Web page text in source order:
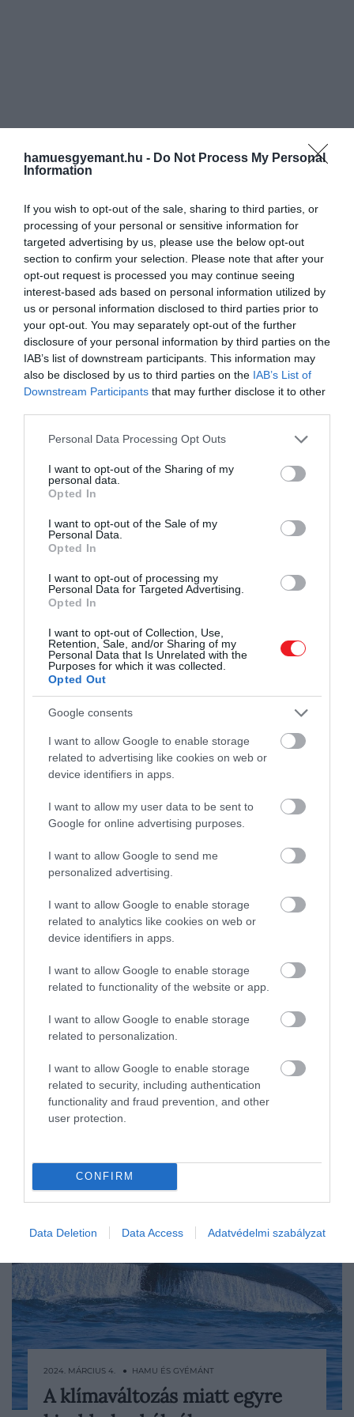
hamuesgyemant.hu - Do Not Process My Personal
Information
If you wish to opt-out of the sale, sharing to third parties, or
processing of your personal or sensitive information for
targeted advertising by us, please use the below opt-out
section to confirm your selection. Please note that after your
opt-out request is processed you may continue seeing
interest-based ads based on personal information utilized by
us or personal information disclosed to third parties prior to
your opt-out. You may separately opt-out of the further
disclosure of your personal information by third parties on the
IAB’s list of downstream participants. This information may
also be disclosed by us to third parties on the IAB’s List of
Downstream Participants that may further disclose it to other
Please note that this website/app uses one or more Google
not limited to your visit or usage behaviour. You may click to
grant or deny consent to Google and its third-party tags to
use your data for below specified purposes in below Google
consent section.
Personal Data Processing Opt Outs
I want to opt-out of the Sharing of my
personal data.
Opted In
I want to opt-out of the Sale of my
Personal Data.
Opted In
I want to opt-out of processing my
Personal Data for Targeted Advertising.
Opted In
I want to opt-out of Collection, Use,
Retention, Sale, and/or Sharing of my
Personal Data that Is Unrelated with the
Purposes for which it was collected.
Opted Out
Google consents
I want to allow Google to enable storage
related to advertising like cookies on web or
device identifiers in apps.
I want to allow my user data to be sent to
Google for online advertising purposes.
I want to allow Google to send me
personalized advertising.
I want to allow Google to enable storage
related to analytics like cookies on web or
device identifiers in apps.
I want to allow Google to enable storage
related to functionality of the website or app.
I want to allow Google to enable storage
related to personalization.
I want to allow Google to enable storage
related to security, including authentication
functionality and fraud prevention, and other
user protection.
CONFIRM
Data Deletion Data Access Adatvédelmi szabályzat
Mindössze 55 fényévre található a
Napunktól az az exobolygó, amely
leginkább ultrahideg törpecsillagával való
különös kapcsolata miatt keltette fel a
tudósok érdeklődését.
2024. MÁJUS 19. ● HAMU ÉS GYÉMÁNT
Olyan Föld-méretű bolygót
találtak kutatók, ahol az éjjel…
HAMU ÉS GYÉMÁNT
Az északi simabálnák egyre jobban
2024. MÁRCIUS 4. ● HAMU ÉS GYÉMÁNT
A klímaváltozás miatt egyre